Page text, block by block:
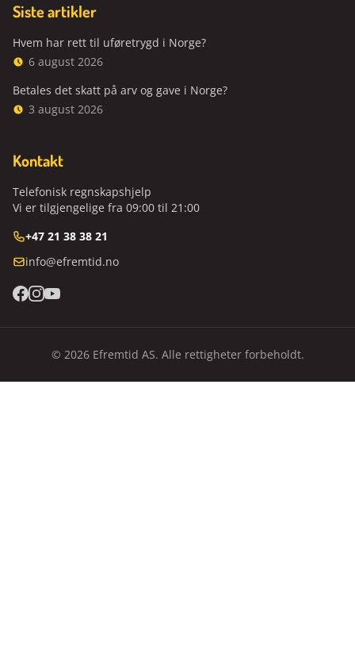
Siste artikler
Hvem har rett til uføretrygd i Norge?
6 august 2026
Betales det skatt på arv og gave i Norge?
3 august 2026
Kontakt
Telefonisk regnskapshjelp
Vi er tilgjengelige fra 09:00 til 21:00
+47 21 38 38 21
info@efremtid.no
© 2026 Efremtid AS. Alle rettigheter forbeholdt.